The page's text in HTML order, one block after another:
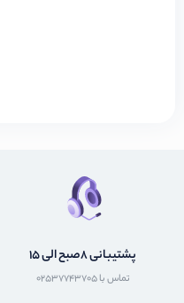
پشتیبانی 8صبح الی 15
تماس با 02537743705